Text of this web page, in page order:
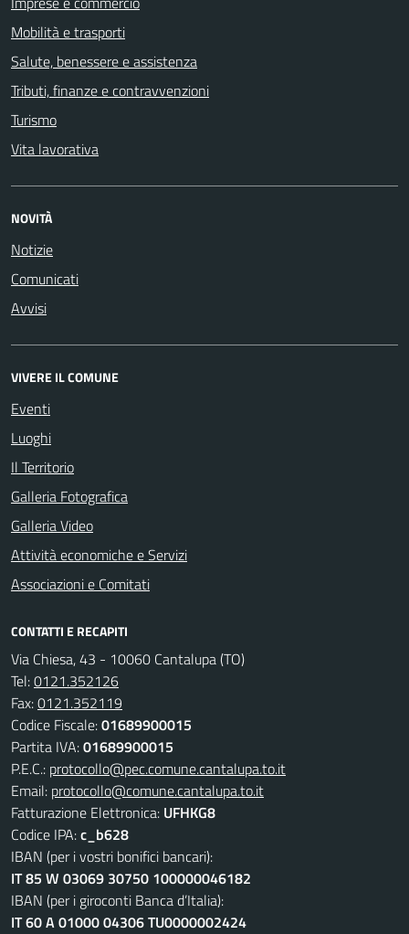
Mobilità e trasporti
Salute, benessere e assistenza
Tributi, finanze e contravvenzioni
Turismo
Vita lavorativa
NOVITÀ
Notizie
Comunicati
Avvisi
VIVERE IL COMUNE
Eventi
Luoghi
Il Territorio
Galleria Fotografica
Galleria Video
Attività economiche e Servizi
Associazioni e Comitati
CONTATTI E RECAPITI
Via Chiesa, 43 - 10060 Cantalupa (TO)
Tel:0121.352126
Fax:0121.352119
Codice Fiscale:01689900015
Partita IVA:01689900015
P.E.C.: protocollo@pec.comune.cantalupa.to.it
Email: protocollo@comune.cantalupa.to.it
Fatturazione Elettronica: UFHKG8
Codice IPA:c_b628
IBAN (per i vostri bonifici bancari):
IT 85 W 03069 30750 100000046182
IBAN (per i giroconti Banca d’Italia):
IT 60 A 01000 04306 TU0000002424